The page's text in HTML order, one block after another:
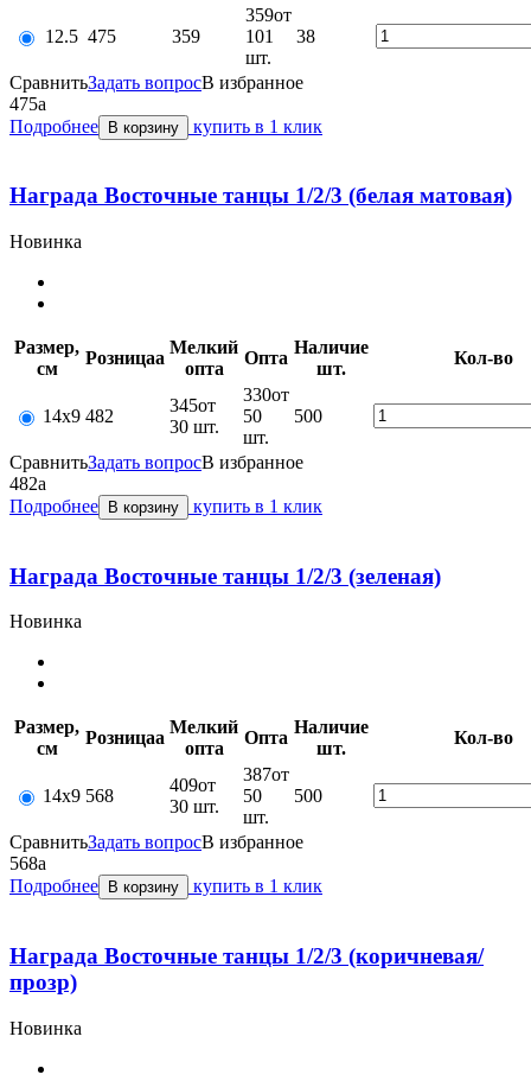
12.5 475 359
359от
101
шт.
38
СравнитьЗадать вопросВ избранное
475a
Подробнее В корзину купить в 1 клик
Награда Восточные танцы 1/2/3 (белая матовая)
Новинка
Размер,
см
Розницаa
Мелкий
оптa
Оптa
Наличие
шт.
Кол-во
14х9 482
345от
30 шт.
330от
50
шт.
500
СравнитьЗадать вопросВ избранное
482a
Подробнее
В корзину купить в 1 клик
Награда Восточные танцы 1/2/3 (зеленая)
Новинка
Размер,
см
Розницаa
Мелкий
оптa
Оптa
Наличие
шт.
Кол-во
14х9 568
409от
30 шт.
387от
50
шт.
500
СравнитьЗадать вопросВ избранное
568a
Подробнее
В корзину купить в 1 клик
Награда Восточные танцы 1/2/3 (коричневая/
прозр)
Новинка